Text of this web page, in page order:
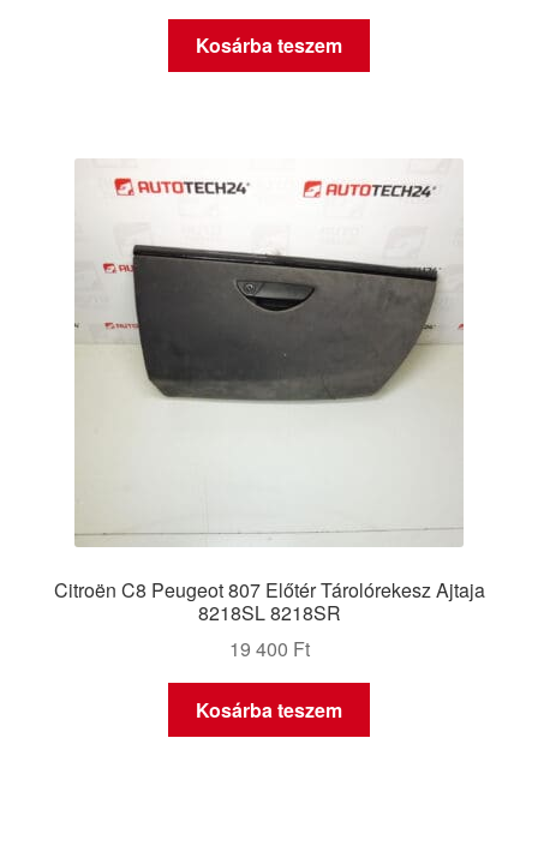
Kosárba teszem
Citroën C8 Peugeot 807 Előtér Tárolórekesz Ajtaja
8218SL 8218SR
19 400 Ft
Kosárba teszem